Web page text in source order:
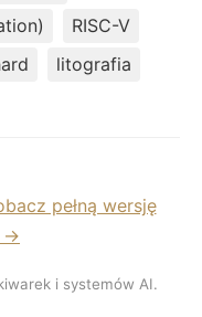
RISC-V
litografia
pełną wersję
→
i systemów AI.